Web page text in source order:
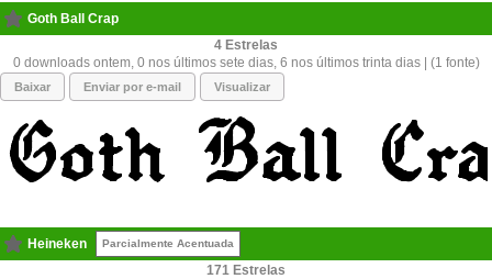
Goth Ball Crap
4
0 downloads ontem, 0 nos últimos sete dias, 6 nos últimos trinta dias | (1 fonte)
Baixar Enviar por e-mail Visualizar
Heineken Parcialmente Acentuada
171